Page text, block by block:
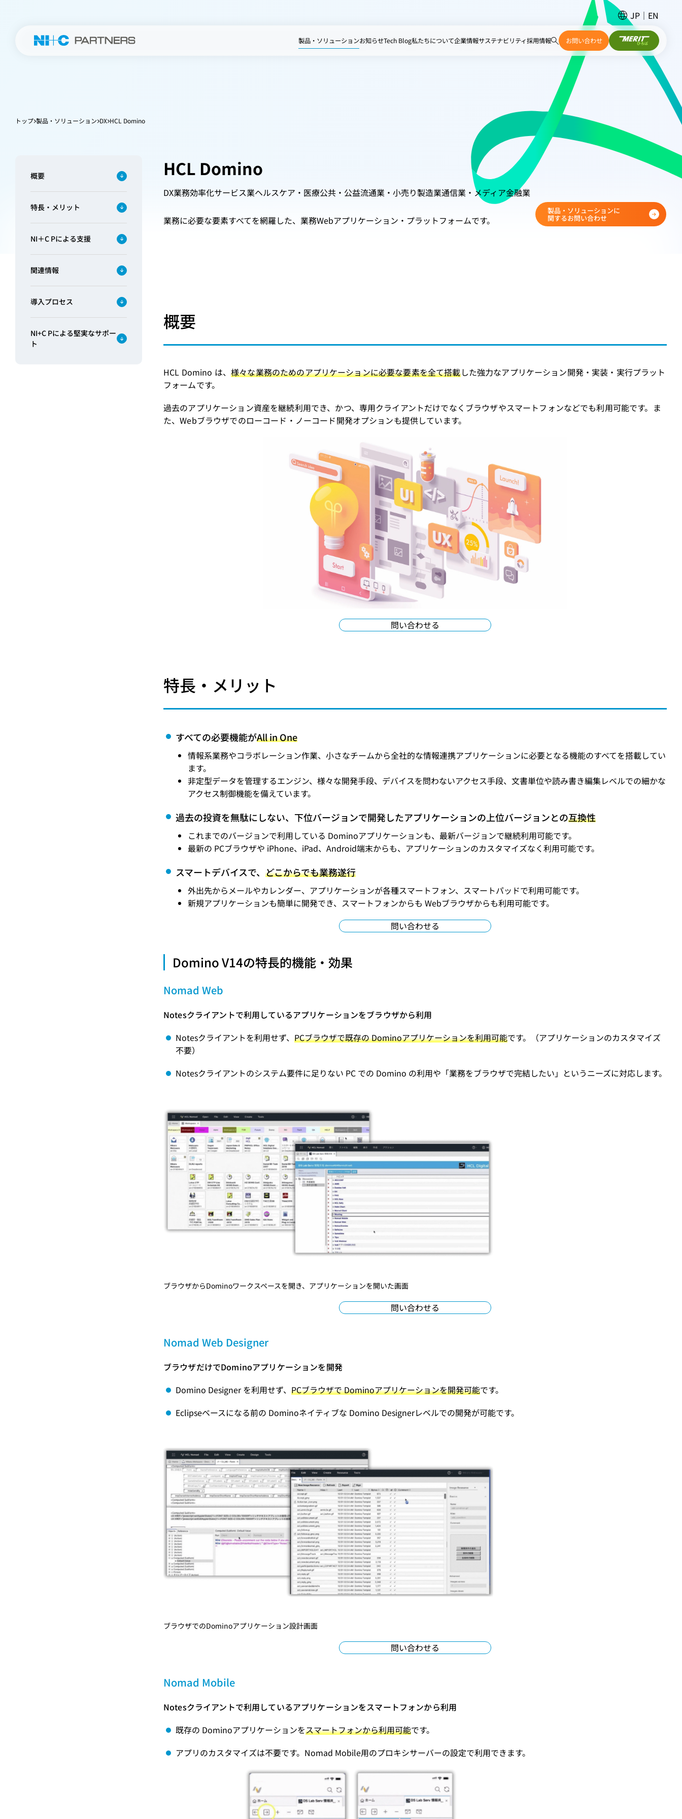
製品・ソリューションお知らせTech Blog私たちについて企業情報サステナビリティ採用情報 お問い合わせ
JP EN
トップ 製品・ソリューション DX HCL Domino
HCL Domino
DX業務効率化サービス業ヘルスケア・医療公共・公益流通業・小売り製造業通信業・メディア金融業
業務に必要な要素すべてを網羅した、業務Webアプリケーション・プラットフォームです。
製品・ソリューションに
関するお問い合わせ
概要
特長・メリット
NI＋C Pによる支援
関連情報
導入プロセス
NI+C Pによる堅実なサポー
ト
概要
HCL Domino は、様々な業務のためのアプリケーションに必要な要素を全て搭載した強力なアプリケーション開発・実装・実行プラット
フォームです。
過去のアプリケーション資産を継続利用でき、かつ、専用クライアントだけでなくブラウザやスマートフォンなどでも利用可能です。ま
た、Webブラウザでのローコード・ノーコード開発オプションも提供しています。
問い合わせる
特長・メリット
すべての必要機能がAll in One
情報系業務やコラボレーション作業、小さなチームから全社的な情報連携アプリケーションに必要となる機能のすべてを搭載してい
ます。
非定型データを管理するエンジン、様々な開発手段、デバイスを問わないアクセス手段、文書単位や読み書き編集レベルでの細かな
アクセス制御機能を備えています。
過去の投資を無駄にしない、下位バージョンで開発したアプリケーションの上位バージョンとの互換性
これまでのバージョンで利用している Dominoアプリケーションも、最新バージョンで継続利用可能です。
最新の PCブラウザや iPhone、iPad、Android端末からも、アプリケーションのカスタマイズなく利用可能です。
スマートデバイスで、 どこからでも業務遂行
外出先からメールやカレンダー、アプリケーションが各種スマートフォン、スマートパッドで利用可能です。
新規アプリケーションも簡単に開発でき、スマートフォンからも Webブラウザからも利用可能です。
問い合わせる
Domino V14の特長的機能・効果
Nomad Web
Notesクライアントで利用しているアプリケーションをブラウザから利用
Notesクライアントを利用せず、 PCブラウザで既存の Dominoアプリケーションを利用可能です。（アプリケーションのカスタマイズ
不要）
Notesクライアントのシステム要件に足りない PC での Domino の利用や「業務をブラウザで完結したい」というニーズに対応します。
ブラウザからDominoワークスペースを開き、アプリケーションを開いた画面
問い合わせる
Nomad Web Designer
ブラウザだけでDominoアプリケーションを開発
Domino Designer を利用せず、 PCブラウザで Dominoアプリケーションを開発可能です。
Eclipseベースになる前の Dominoネイティブな Domino Designerレベルでの開発が可能です。
ブラウザでのDominoアプリケーション設計画面
問い合わせる
Nomad Mobile
Notesクライアントで利用しているアプリケーションをスマートフォンから利用
既存の Dominoアプリケーションをスマートフォンから利用可能です。
アプリのカスタマイズは不要です。Nomad Mobile用のプロキシサーバーの設定で利用できます。